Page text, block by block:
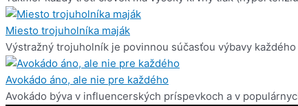
Miesto trojuholníka maják
Výstražný trojuholník je povinnou súčasťou výbavy
Avokádo áno, ale nie pre každého
Avokádo býva v influencerských príspevkoch a v